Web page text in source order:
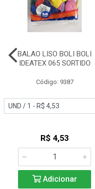
BALAO LISO BOLI BOLI
IDEATEX 065 SORTIDO
Código: 9387
R$ 4,53
Adicionar